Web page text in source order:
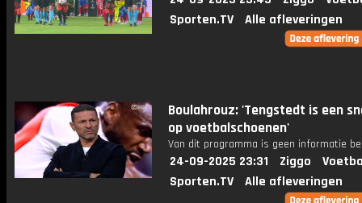
Sporten.TV
Alle afleveringen
Boulahrouz: 'Tengstedt is een
op voetbalschoenen'
Van dit programma is geen informatie
24-09-2025 23:31 Ziggo
Sporten.TV
Alle afleveringen